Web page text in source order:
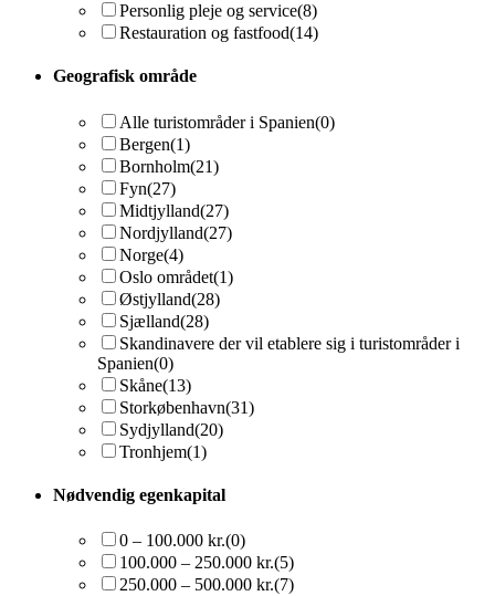
Personlig pleje og service(8)
Restauration og fastfood(14)
Geografisk område
Alle turistområder i Spanien(0)
Bergen(1)
Bornholm(21)
Fyn(27)
Midtjylland(27)
Nordjylland(27)
Norge(4)
Oslo området(1)
Østjylland(28)
Sjælland(28)
Skandinavere der vil etablere sig i turistområder i
Spanien(0)
Skåne(13)
Storkøbenhavn(31)
Sydjylland(20)
Tronhjem(1)
Nødvendig egenkapital
0 – 100.000 kr.(0)
100.000 – 250.000 kr.(5)
250.000 – 500.000 kr.(7)